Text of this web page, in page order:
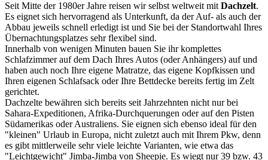
Seit Mitte der 1980er Jahre reisen wir selbst weltweit mit Dachzelt.
Es eignet sich hervorragend als Unterkunft, da der Auf- als auch der
Abbau jeweils schnell erledigt ist und Sie bei der Standortwahl Ihres
Übernachtungsplatzes sehr flexibel sind.
Innerhalb von wenigen Minuten bauen Sie ihr komplettes
Schlafzimmer auf dem Dach Ihres Autos (oder Anhängers) auf und
haben auch noch Ihre eigene Matratze, das eigene Kopfkissen und
Ihren eigenen Schlafsack oder Ihre Bettdecke bereits fertig im Zelt
gerichtet.
Dachzelte bewähren sich bereits seit Jahrzehnten nicht nur bei
Sahara-Expeditionen, Afrika-Durchquerungen oder auf den Pisten
Südamerikas oder Australiens. Sie eignen sich ebenso ideal für den
"kleinen" Urlaub in Europa, nicht zuletzt auch mit Ihrem Pkw, denn
es gibt mittlerweile sehr viele leichte Varianten, wie etwa das
"Leichtgewicht" Jimba-Jimba von Sheepie. Es wiegt nur 39 bzw. 43